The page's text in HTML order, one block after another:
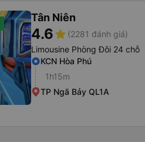
Tân Niên
4.6star (2281 đánh giá)
Limousine Phòng Đôi 24 chỗ
KCN Hòa Phú
1h15m
TP Ngã Bảy QL1A